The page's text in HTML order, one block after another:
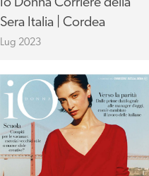
Io Donna Corriere della
Sera Italia | Cordea
Lug 2023